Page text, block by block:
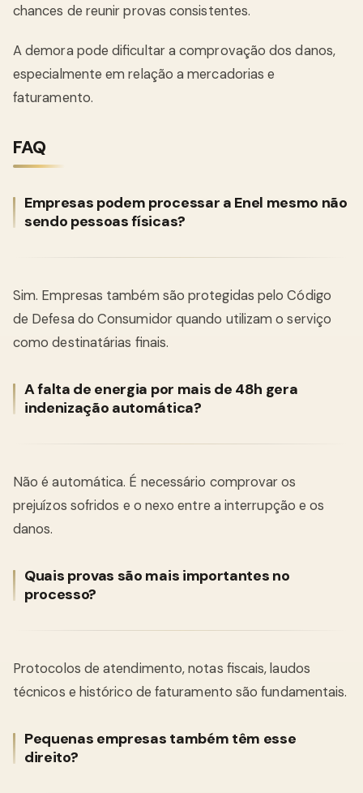
chances de reunir provas consistentes.
A demora pode dificultar a comprovação dos danos,
especialmente em relação a mercadorias e
faturamento.
FAQ
Empresas podem processar a Enel mesmo não
sendo pessoas físicas?
Sim. Empresas também são protegidas pelo Código
de Defesa do Consumidor quando utilizam o serviço
como destinatárias finais.
A falta de energia por mais de 48h gera
indenização automática?
Não é automática. É necessário comprovar os
prejuízos sofridos e o nexo entre a interrupção e os
danos.
Quais provas são mais importantes no
processo?
Protocolos de atendimento, notas fiscais, laudos
técnicos e histórico de faturamento são fundamentais.
Pequenas empresas também têm esse
direito?